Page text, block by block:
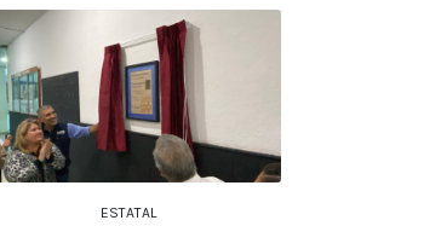
ESTATAL